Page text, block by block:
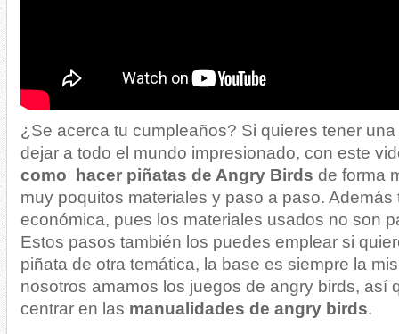
¿Se acerca tu cumpleaños? Si quieres tener
dejar a todo el mundo impresionado, con este
como hacer piñatas de Angry Birds de forma
muy poquitos materiales y paso a paso. Además
económica, pues los materiales usados no son
Estos pasos también los puedes emplear si
piñata de otra temática, la base es siempre la
nosotros amamos los juegos de angry birds, así
centrar en las manualidades de angry birds.